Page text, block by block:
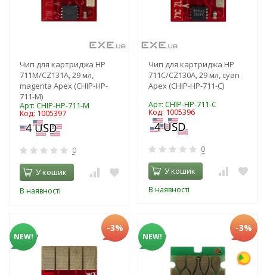
Чип для картриджа HP
711M/CZ131A, 29 мл,
magenta Apex (CHIP-HP-
711-M)
Арт: CHIP-HP-711-M
Код: 1005397
0
У кошик
В наявності
Чип для картриджа HP
711C/CZ130A, 29 мл, cyan
Apex (CHIP-HP-711-C)
Арт: CHIP-HP-711-C
Код: 1005396
0
У кошик
В наявності
NEW!
-3%
NEW!
-3%